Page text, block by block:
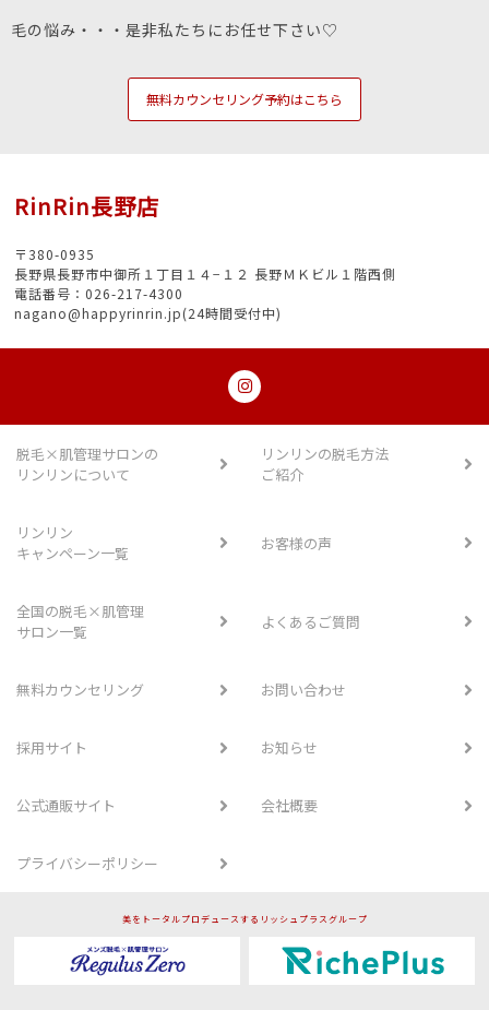
毛の悩み・・・是非私たちにお任せ下さい♡
無料カウンセリング予約はこちら
RinRin長野店
〒380-0935
長野県長野市中御所１丁目１４−１２ 長野ＭＫビル１階西側
電話番号：026-217-4300
nagano@happyrinrin.jp(24時間受付中)
脱毛×肌管理サロンの
リンリンについて
リンリンの脱毛方法
ご紹介
リンリン
キャンペーン一覧
お客様の声
全国の脱毛×肌管理
サロン一覧
よくあるご質問
無料カウンセリング お問い合わせ
採用サイト お知らせ
公式通販サイト 会社概要
プライバシーポリシー
美をトータルプロデュースするリッシュプラスグループ